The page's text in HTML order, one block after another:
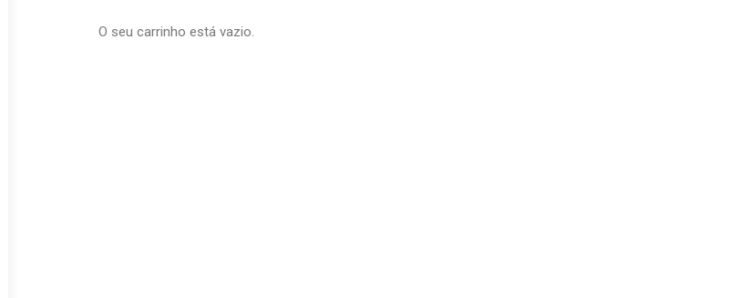
O seu carrinho está vazio.